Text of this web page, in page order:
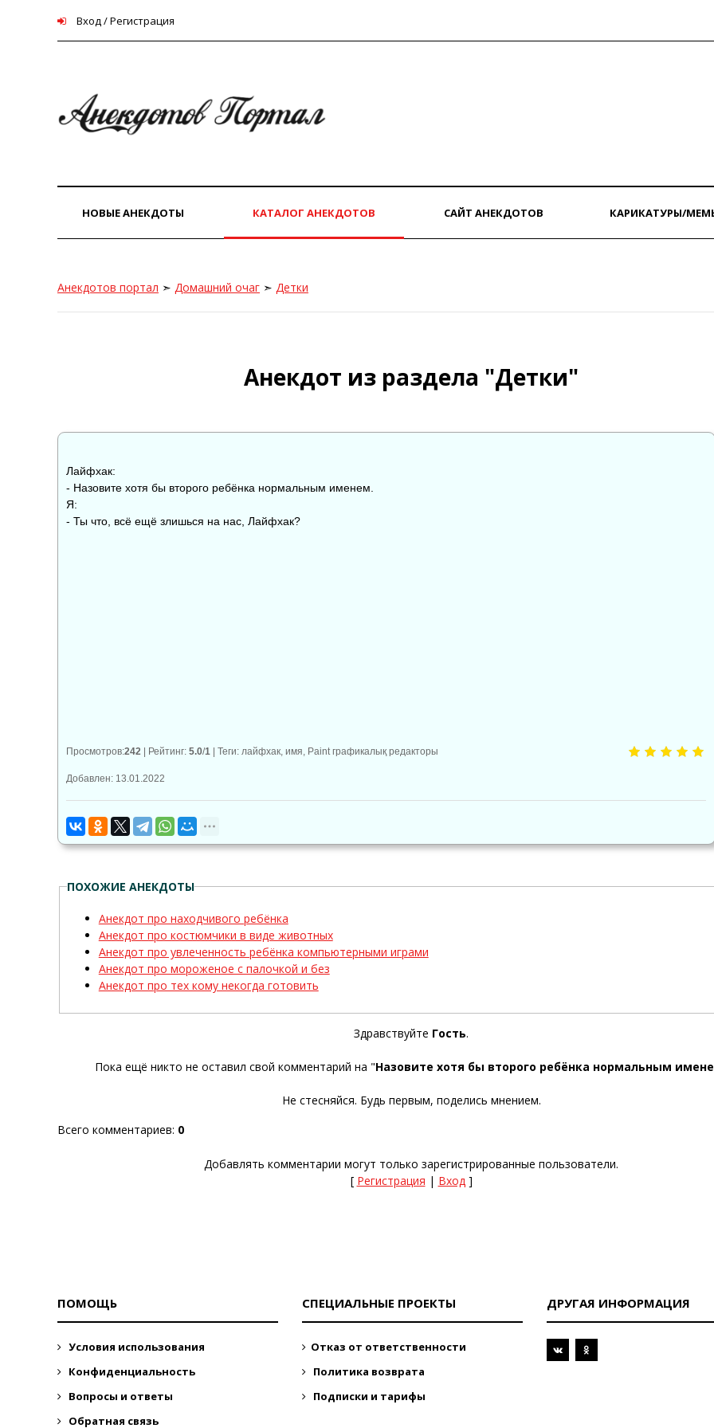
Вход / Регистрация
НОВЫЕ АНЕКДОТЫ КАТАЛОГ АНЕКДОТОВ САЙТ АНЕКДОТОВ КАРИКАТУРЫ/
Анекдотов портал ➣ Домашний очаг ➣ Детки
Анекдот из раздела "Детки"
Лайфхак:
- Назовите хотя бы второго ребёнка нормальным именем.
Я:
- Ты что, всё ещё злишься на нас, Лайфхак?
Просмотров:242 | Рейтинг: 5.0/1 | Теги: лайфхак имя Paint графикалық редакторы
Добавлен: 13.01.2022
ПОХОЖИЕ АНЕКДОТЫ
Анекдот про находчивого ребёнка
Анекдот про костюмчики в виде животных
Анекдот про увлеченность ребёнка компьютерными играми
Анекдот про мoрoженое с палочкой и бeз
Анекдот про тех кому некогда готовить
Здравствуйте Гость.
Пока ещё никто не оставил свой комментарий на "Назовите хотя бы второго ребёнка нормальным
Не стесняйся. Будь первым, поделись мнением.
Всего комментариев: 0
Добавлять комментарии могут только зарегистрированные пользователи.
[ Регистрация | Вход]
ПОМОЩЬ
Условия использования
Конфиденциальность
Вопросы и ответы
Обратная связь
СПЕЦИАЛЬНЫЕ ПРОЕКТЫ
Отказ от ответственности
Политика возврата
Подписки и тарифы
ДРУГАЯ ИНФОРМАЦИЯ